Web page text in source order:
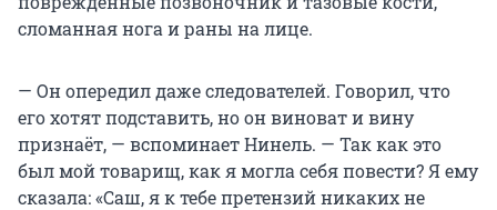
сломанная нога и раны на лице.
— Он опередил даже следователей. Говорил, что
его хотят подставить, но он виноват и вину
признаёт, — вспоминает Нинель. — Так как это
был мой товарищ, как я могла себя повести? Я ему
сказала: «Саш, я к тебе претензий никаких не